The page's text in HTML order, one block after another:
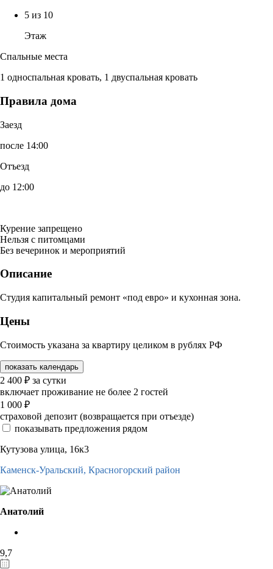
5 из 10
Этаж
Спальные места
1 односпальная кровать, 1 двуспальная кровать
Правила дома
Заезд
после 14:00
Отъезд
до 12:00
Курение запрещено
Нельзя с питомцами
Без вечеринок и мероприятий
Описание
Студия капитальный ремонт «под евро» и кухонная зона.
Цены
Стоимость указана за квартиру целиком в рублях РФ
показать календарь
2 400 ₽ за сутки
включает проживание не более 2 гостей
1 000 ₽
страховой депозит (возвращается при отъезде)
показывать предложения рядом
Кутузова улица, 16к3
Каменск-Уральский, Красногорский район
Анатолий
9,7